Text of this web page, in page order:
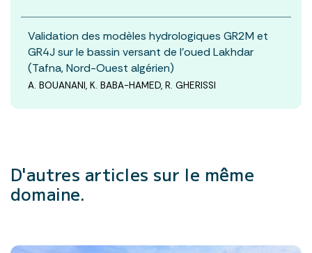
Validation des modèles hydrologiques GR2M et
GR4J sur le bassin versant de l’oued Lakhdar
(Tafna, Nord-Ouest algérien)
A. BOUANANI, K. BABA-HAMED, R. GHERISSI
D'autres articles sur le même
domaine.